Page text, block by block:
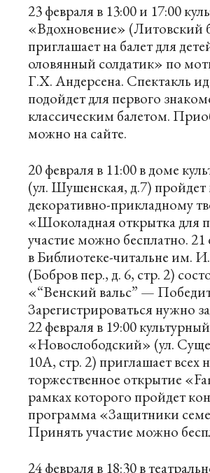
23 февраля в 13:00 и 17:00
«Вдохновение» (Литовский
приглашает на балет для
оловянный солдатик» по
Г.Х. Андерсена. Спектакль
подойдет для первого
классическим балетом.
можно насайте.
20 февраля в 11:00 в доме
(ул. Шушенская, д.7) пройдет
декоративно-прикладному
«Шоколадная открытка для
участие можно бесплатно. 21
в Библиотеке-читальне им.
(Бобров пер., д. 6, стр. 2)
«“Венский вальс” —
Зарегистрироваться нужно
22 февраля в 19:00
«Новослободский» (ул.
10А, стр. 2) приглашает всех
торжественное открытие
рамках которого пройдет
программа «Защитники
Принять участие можно
24 февраля в 18:30 в